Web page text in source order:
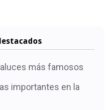
más famosos
importantes en la